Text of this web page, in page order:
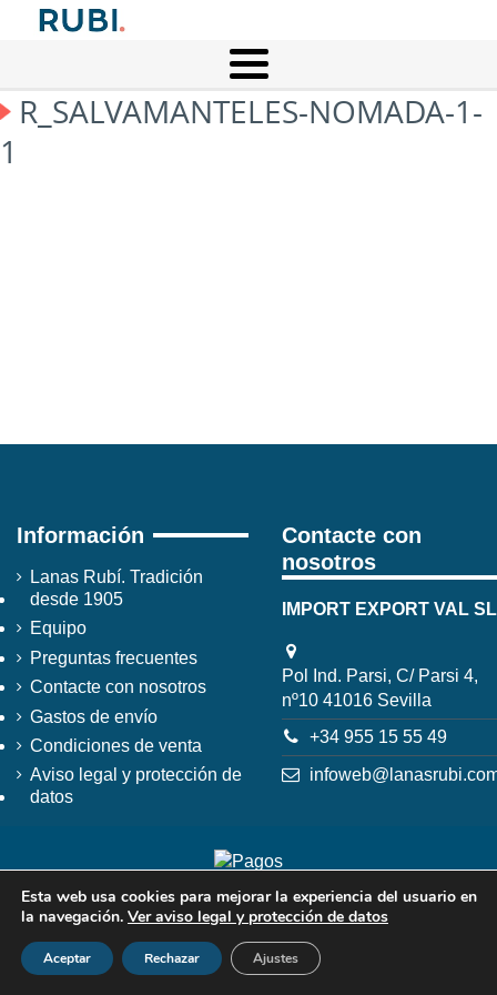
R_SALVAMANTELES-NOMADA-1-
1
Información
Lanas Rubí. Tradición
desde 1905
Equipo
Preguntas frecuentes
Contacte con nosotros
Gastos de envío
Condiciones de venta
Aviso legal y protección de
datos
Contacte con
nosotros
IMPORT EXPORT VAL SL
Pol Ind. Parsi, C/ Parsi 4,
nº10 41016 Sevilla
+34 955 15 55 49
Esta web usa cookies para mejorar la experiencia del usuario en
la navegación. Ver aviso legal y protección de datos
Aceptar Rechazar Ajustes